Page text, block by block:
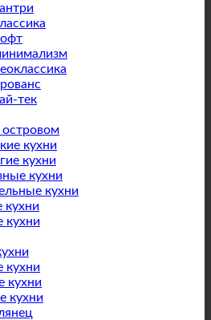
тек
островом
кухни
кухни
кухни
кухни
кухни
кухни
кухни
кухни